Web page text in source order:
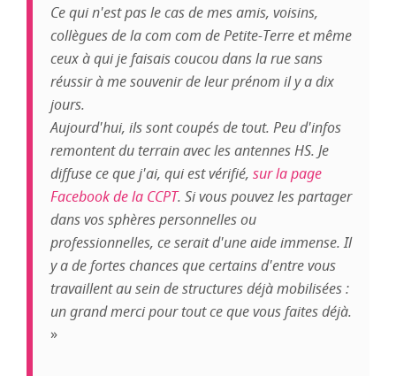
Ce qui n'est pas le cas de mes amis, voisins,
collègues de la com com de Petite-Terre et même
ceux à qui je faisais coucou dans la rue sans
réussir à me souvenir de leur prénom il y a dix
jours.
Aujourd'hui, ils sont coupés de tout. Peu d'infos
remontent du terrain avec les antennes HS. Je
diffuse ce que j'ai, qui est vérifié, sur la page
Facebook de la CCPT. Si vous pouvez les partager
dans vos sphères personnelles ou
professionnelles, ce serait d'une aide immense. Il
y a de fortes chances que certains d'entre vous
travaillent au sein de structures déjà mobilisées :
un grand merci pour tout ce que vous faites déjà.
»